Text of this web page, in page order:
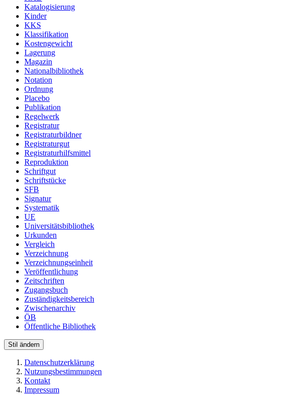
Katalogisierung
Kinder
KKS
Klassifikation
Kostengewicht
Lagerung
Magazin
Nationalbibliothek
Notation
Ordnung
Placebo
Publikation
Regelwerk
Registratur
Registraturbildner
Registraturgut
Registraturhilfsmittel
Reproduktion
Schriftgut
Schriftstücke
SFB
Signatur
Systematik
UE
Universitätsbibliothek
Urkunden
Vergleich
Verzeichnung
Verzeichnungseinheit
Veröffentlichung
Zeitschriften
Zugangsbuch
Zuständigkeitsbereich
Zwischenarchiv
ÖB
Öffentliche Bibliothek
Stil ändern
Datenschutzerklärung
Nutzungsbestimmungen
Kontakt
Impressum